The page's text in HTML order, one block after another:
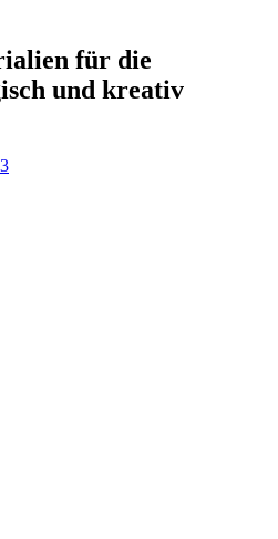
für die
und kreativ